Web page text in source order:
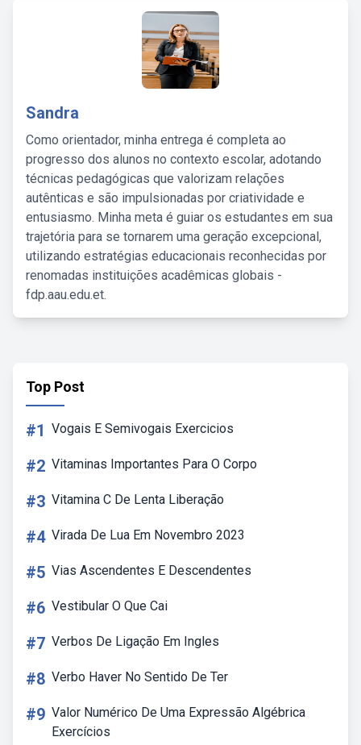
Sandra
Como orientador, minha entrega é completa ao
progresso dos alunos no contexto escolar, adotando
técnicas pedagógicas que valorizam relações
autênticas e são impulsionadas por criatividade e
entusiasmo. Minha meta é guiar os estudantes em sua
trajetória para se tornarem uma geração excepcional,
utilizando estratégias educacionais reconhecidas por
renomadas instituições acadêmicas globais -
fdp.aau.edu.et.
Top Post
#1 Vogais E Semivogais Exercicios
#2 Vitaminas Importantes Para O Corpo
#3 Vitamina C De Lenta Liberação
#4 Virada De Lua Em Novembro 2023
#5 Vias Ascendentes E Descendentes
#6 Vestibular O Que Cai
#7 Verbos De Ligação Em Ingles
#8 Verbo Haver No Sentido De Ter
#9 Valor Numérico De Uma Expressão Algébrica
Exercícios